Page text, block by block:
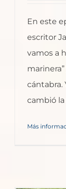
En este
escritor
vamos a
cántabra.
cambió
Más